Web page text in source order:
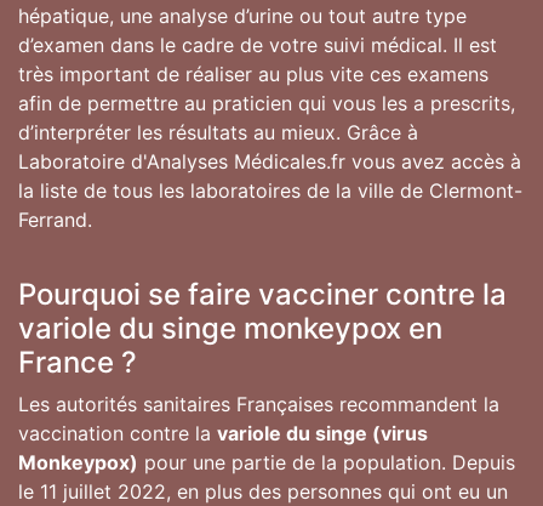
hépatique, une analyse d’urine ou tout autre type
d’examen dans le cadre de votre suivi médical. Il est
très important de réaliser au plus vite ces examens
afin de permettre au praticien qui vous les a prescrits,
d’interpréter les résultats au mieux. Grâce à
Laboratoire d'Analyses Médicales.fr vous avez accès à
la liste de tous les laboratoires de la ville de Clermont-
Ferrand.
Pourquoi se faire vacciner contre la
variole du singe monkeypox en
France ?
Les autorités sanitaires Françaises recommandent la
vaccination contre la variole du singe (virus
Monkeypox) pour une partie de la population. Depuis
le 11 juillet 2022, en plus des personnes qui ont eu un